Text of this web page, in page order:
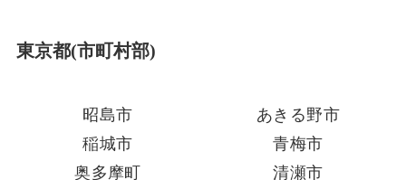
東京都(市町村部)
昭島市
あきる野市
稲城市
青梅市
奥多摩町
清瀬市